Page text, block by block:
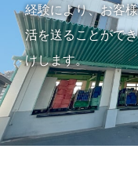
経験により、お客
活を送ることがで
けします。